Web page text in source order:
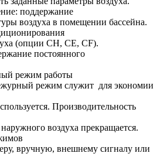
поддержание
воздуха в помещении бассейна.
(опции CH, СE, CF).
постоянного
режим работы
режим служит для экономии
Производительность
воздуха прекращается.
вручную, внешнему сигналу или